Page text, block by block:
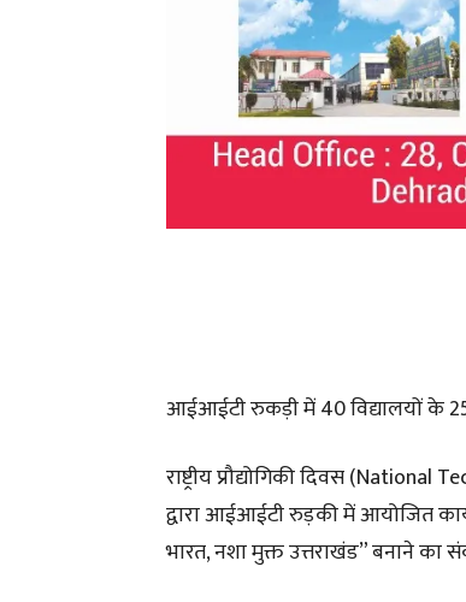
आईआईटी रुकड़ी में 40 विद्यालयों के
राष्ट्रीय प्रौद्योगिकी दिवस
द्वारा आईआईटी रुड़की में आयोजित
भारत, नशा मुक्त उत्तराखंड” बनाने का